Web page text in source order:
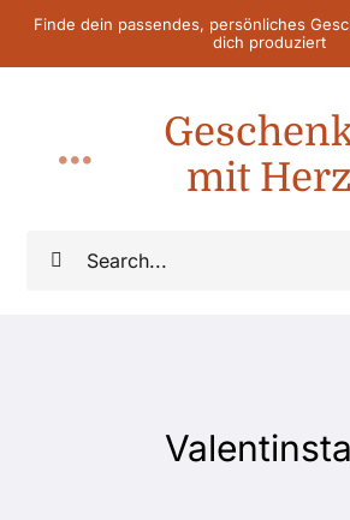
ZumFinde dein passendes, persönliches
dich produziert
Suche
Toggle
Navigation
mit Herz